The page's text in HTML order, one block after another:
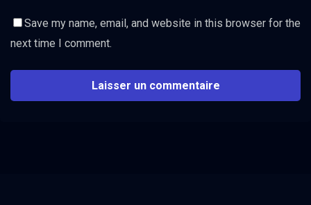
Save my name, email, and website in this browser for the
next time I comment.